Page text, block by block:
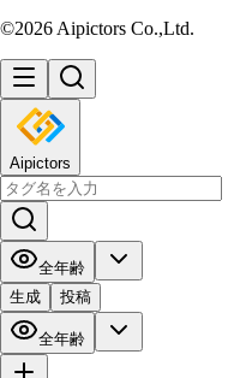
©2026 Aipictors Co.,Ltd.
Aipictors
全年齢
生成
投稿
全年齢